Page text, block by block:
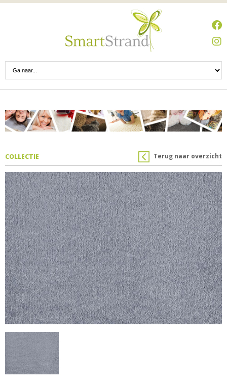
Terug naar overzicht
COLLECTIE